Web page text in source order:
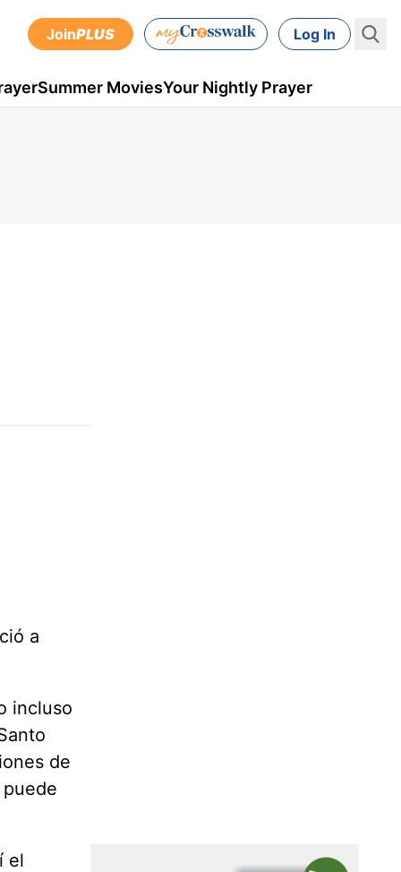
JoinPLUS Log In
Summer MoviesYour Nightly Prayer
a
incluso
de
el